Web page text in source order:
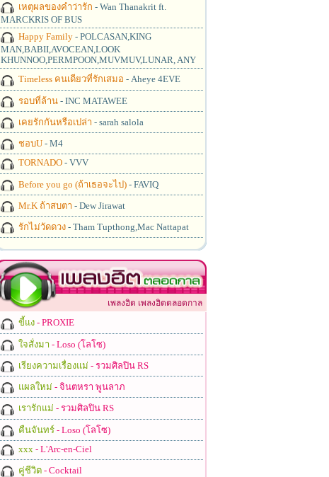
เหตุผลของคำว่ารัก - Wan Thanakrit ft.
MARCKRIS OF BUS
Happy Family- POLCASAN,KING
MAN,BABII,AVOCEAN,LOOK
KHUNNOO,PERMPOON,MUVMUV,LUNAR, ANY
Timeless คนเดียวที่รักเสมอ - Aheye 4EVE
รอบที่ล้าน- INC MATAWEE
เคยรักกันหรือเปล่า - sarah salola
ชอบU- M4
TORNADO- VVV
Before you go (ถ้าเธอจะไป)- FAVIQ
Mr.K ถ้าสบตา - Dew Jirawat
รักไม่วัดดวง- Tham Tupthong,Mac Nattapat
เพลงฮิต เพลงฮิตตลอดกาล
ขี้แง- PROXIE
ใจสั่งมา - Loso (โลโซ)
เรียงความเรื่องแม่ - รวมศิลปิน RS
แผลใหม่ - จินตหรา พูนลาภ
เรารักแม่ - รวมศิลปิน RS
คืนจันทร์- Loso (โลโซ)
xxx - L'Arc-en-Ciel
คู่ชีวิต- Cocktail